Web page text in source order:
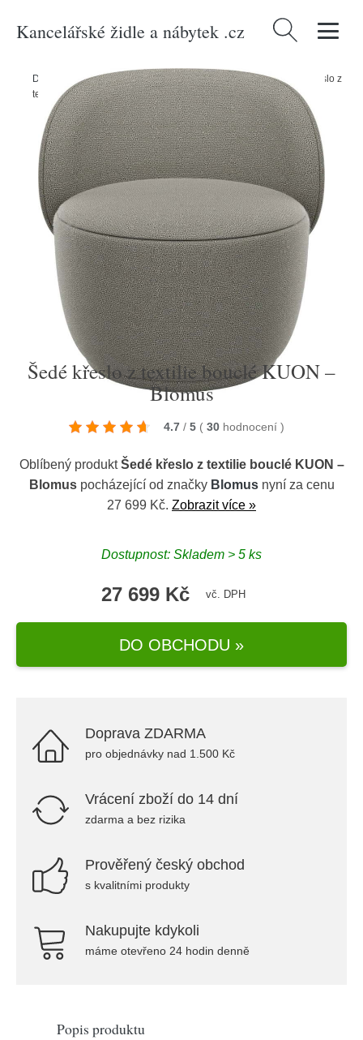
Kancelářské židle a nábytek .cz Vyhledávání
Domů Produkty/> Nábytek > Sedací nábytek > Křesla/Šedé křeslo z
textilie bouclé KUON – Blomus
Šedé křeslo z textilie bouclé KUON –
Blomus
4.7 / 5 ( 30 hodnocení )
Oblíbený produktŠedé křeslo z textilie bouclé KUON –
Blomuspocházející od značky Blomusnyní za cenu
27 699 Kč. Zobrazit více »
Dostupnost: Skladem > 5 ks
27 699 Kč vč. DPH
DO OBCHODU »
Doprava ZDARMA
pro objednávky nad 1.500 Kč
Vrácení zboží do 14 dní
zdarma a bez rizika
Prověřený český obchod
s kvalitními produkty
Nakupujte kdykoli
máme otevřeno 24 hodin denně
Popis produktu